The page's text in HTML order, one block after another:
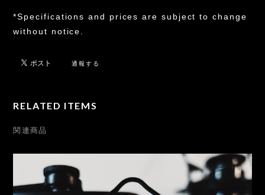
*Specifications and prices are subject to change
without notice.
通報する
RELATED ITEMS
関連商品